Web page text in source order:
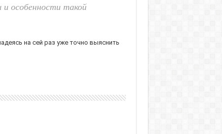
особенности такой
на сей раз уже точно выяснить